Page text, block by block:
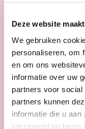
Deze website
We gebruiken
personaliseren, om
en om ons
informatie over uw
partners voor
partners kunnen
informatie die u
verzameld op basis
cd&v
voor